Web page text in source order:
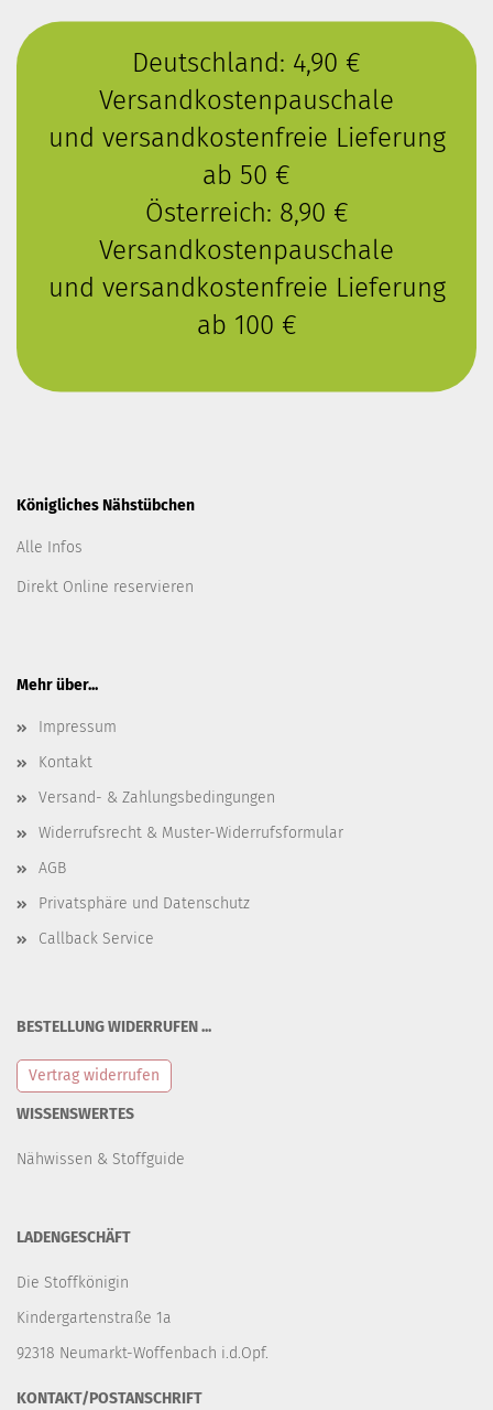
Deutschland: 4,90 €
Versandkostenpauschale
und versandkostenfreie Lieferung
ab 50 €
Österreich: 8,90 €
Versandkostenpauschale
und versandkostenfreie Lieferung
ab 100 €
Königliches Nähstübchen
Alle Infos
Direkt Online reservieren
Mehr über...
Impressum
Kontakt
Versand- & Zahlungsbedingungen
Widerrufsrecht & Muster-Widerrufsformular
AGB
Privatsphäre und Datenschutz
Callback Service
BESTELLUNG WIDERRUFEN ...
Vertrag widerrufen
WISSENSWERTES
Nähwissen & Stoffguide
LADENGESCHÄFT
Die Stoffkönigin
Kindergartenstraße 1a
92318 Neumarkt-Woffenbach i.d.Opf.
KONTAKT/POSTANSCHRIFT